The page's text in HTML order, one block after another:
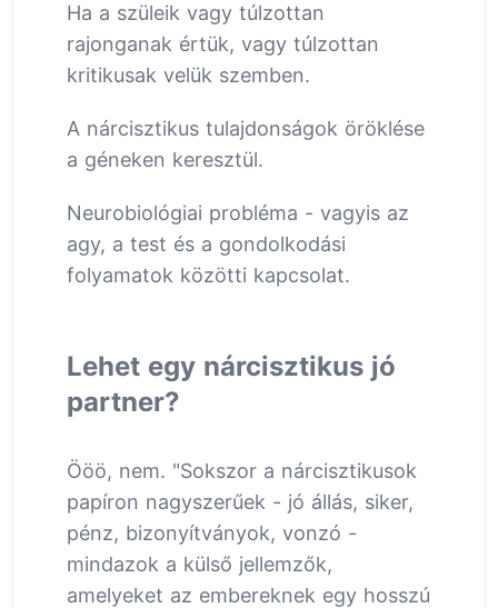
Ha a szüleik vagy túlzottan
rajonganak értük, vagy túlzottan
kritikusak velük szemben.
A nárcisztikus tulajdonságok öröklése
a géneken keresztül.
Neurobiológiai probléma - vagyis az
agy, a test és a gondolkodási
folyamatok közötti kapcsolat.
Lehet egy nárcisztikus jó
partner?
Ööö, nem. "Sokszor a nárcisztikusok
papíron nagyszerűek - jó állás, siker,
pénz, bizonyítványok, vonzó -
mindazok a külső jellemzők,
amelyeket az embereknek egy hosszú